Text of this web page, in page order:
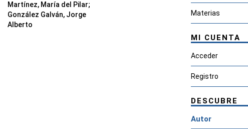
Martínez, María del Pilar;
González Galván, Jorge
Alberto
Materias
MI CUENTA
Acceder
Registro
DESCUBRE
Autor